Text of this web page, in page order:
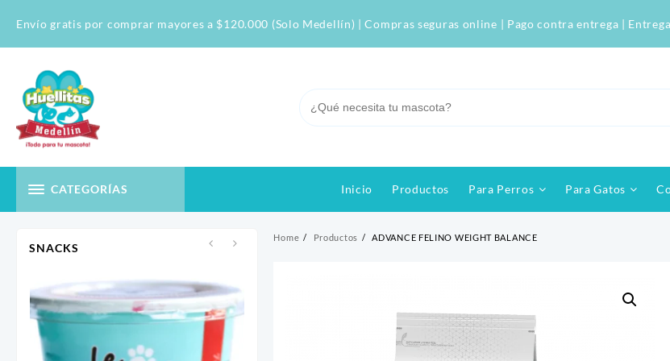
Envío gratis por comprar mayores a $120.000 (Solo Medellín) | Compras seguras online | Pago contra entrega |
CATEGORÍAS Inicio Productos Para Perros Para Gatos
SNACKS
Home Productos ADVANCE FELINO WEIGHT BALANCE